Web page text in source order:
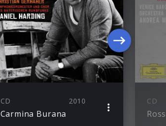
CD 2010
Carmina Burana
CD